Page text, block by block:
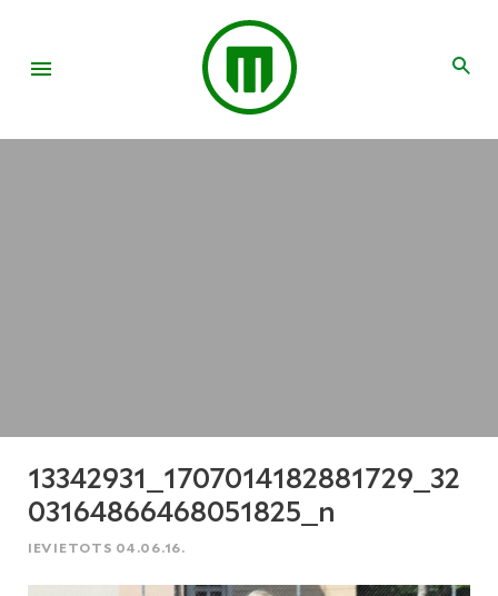
13342931_1707014182881729_32
03164866468051825_n
IEVIETOTS 04.06.16.